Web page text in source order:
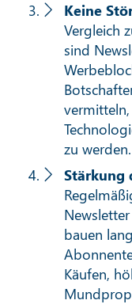
Keine
Vergleich
sind
zu werden.
Stärkung
bauen
Käufen,